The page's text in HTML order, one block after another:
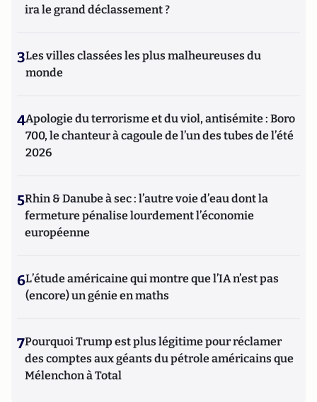
ira le grand déclassement ?
3Les villes classées les plus malheureuses du
monde
4Apologie du terrorisme et du viol, antisémite : Boro
700, le chanteur à cagoule de l’un des tubes de l’été
2026
5Rhin & Danube à sec : l’autre voie d’eau dont la
fermeture pénalise lourdement l’économie
européenne
6L’étude américaine qui montre que l’IA n’est pas
(encore) un génie en maths
7Pourquoi Trump est plus légitime pour réclamer
des comptes aux géants du pétrole américains que
Mélenchon à Total